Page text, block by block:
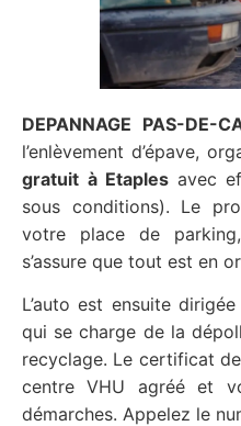
DEPANNAGE PAS-DE-
l’enlèvement d’épave,
gratuit à Etaples avec
sous conditions). Le
votre place de
s’assure que tout est en
L’auto est ensuite
qui se charge de la
recyclage. Le certificat
centre VHU agréé et
démarches. Appelez le